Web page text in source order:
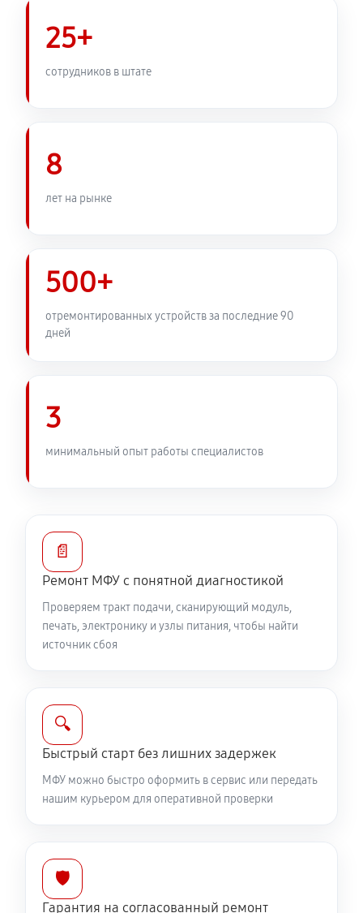
Замена термопленки МФУ Canon I-SENSYS
LBP7780cx
1980 руб
25+
сотрудников в штате
8
лет на рынке
500+
отремонтированных устройств за последние 90
дней
3
минимальный опыт работы специалистов
📄
Ремонт МФУ с понятной диагностикой
Проверяем тракт подачи, сканирующий модуль,
печать, электронику и узлы питания, чтобы найти
источник сбоя
🔍
Быстрый старт без лишних задержек
МФУ можно быстро оформить в сервис или передать
нашим курьером для оперативной проверки
🛡️
Гарантия на согласованный ремонт